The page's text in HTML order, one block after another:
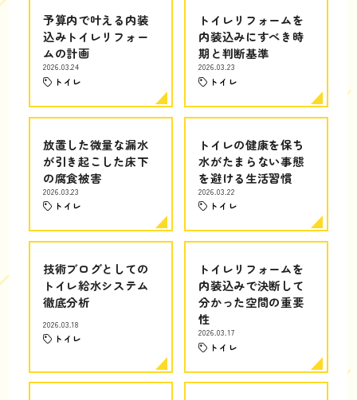
予算内で叶える内装
込みトイレリフォー
ムの計画
2026.03.24
トイレ
トイレリフォームを
内装込みにすべき時
期と判断基準
2026.03.23
トイレ
放置した微量な漏水
が引き起こした床下
の腐食被害
2026.03.23
トイレ
トイレの健康を保ち
水がたまらない事態
を避ける生活習慣
2026.03.22
トイレ
技術ブログとしての
トイレ給水システム
徹底分析
2026.03.18
トイレ
トイレリフォームを
内装込みで決断して
分かった空間の重要
性
2026.03.17
トイレ